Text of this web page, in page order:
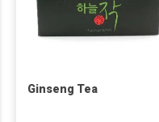
Ginseng Tea